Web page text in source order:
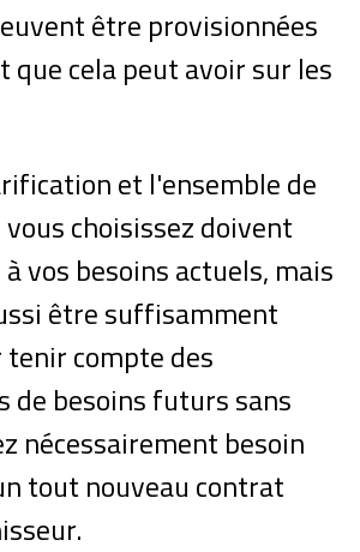
être provisionnées
que cela peut avoir sur les
et l'ensemble de
choisissez doivent
vos besoins actuels, mais
être suffisamment
compte des
de besoins futurs sans
nécessairement besoin
tout nouveau contrat